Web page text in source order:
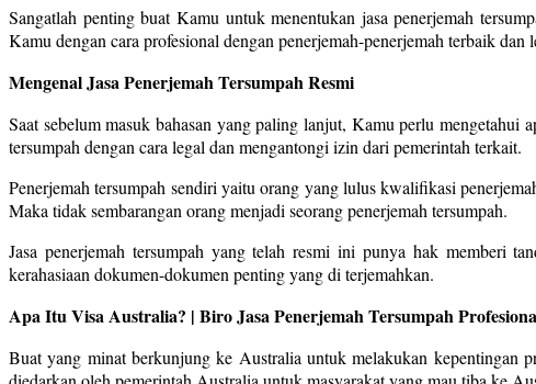
Sangatlah penting buat Kamu untuk menentukan jasa penerjemah
Kamu dengan cara profesional dengan penerjemah-penerjemah terbaik dan
Mengenal Jasa Penerjemah Tersumpah Resmi
Saat sebelum masuk bahasan yang paling lanjut, Kamu perlu mengetahui
tersumpah dengan cara legal dan mengantongi izin dari pemerintah terkait.
Penerjemah tersumpah sendiri yaitu orang yang lulus kwalifikasi
Maka tidak sembarangan orang menjadi seorang penerjemah tersumpah.
Jasa penerjemah tersumpah yang telah resmi ini punya hak memberi
kerahasiaan dokumen-dokumen penting yang di terjemahkan.
Apa Itu Visa Australia? | Biro Jasa Penerjemah Tersumpah
Buat yang minat berkunjung ke Australia untuk melakukan kepentingan